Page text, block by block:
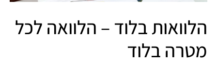
הלוואות בלוד – הלוואה לכל
מטרה בלוד